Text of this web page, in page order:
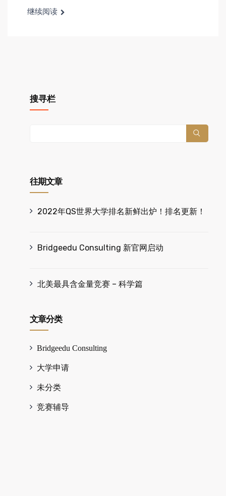
继续阅读
搜寻栏
往期文章
2022年QS世界大学排名新鲜出炉！排名更新！
Bridgeedu Consulting 新官网启动
北美最具含金量竞赛 – 科学篇
文章分类
Bridgeedu Consulting
大学申请
未分类
竞赛辅导